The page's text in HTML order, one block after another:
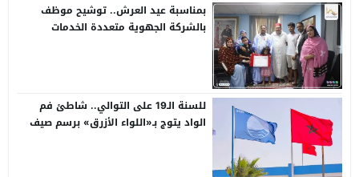
بمناسبة عيد العرش.. توشيح موظف
بالشركة الجهوية متعددة الخدمات
للسنة الـ19 على التوالي.. شاطئ فم
الواد يتوج بـ«اللواء الأزرق» برسم صيف